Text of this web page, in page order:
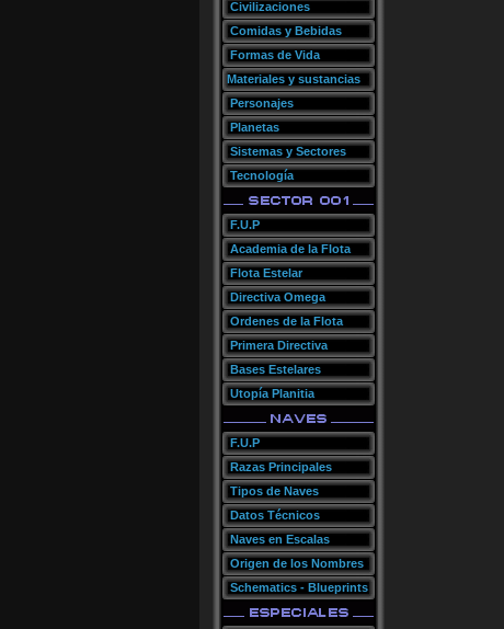
Civilizaciones
Comidas y Bebidas
Formas de Vida
Materiales y sustancias
Personajes
Planetas
Sistemas y Sectores
Tecnología
F.U.P
Academia de la Flota
Flota Estelar
Directiva Omega
Ordenes de la Flota
Primera Directiva
Bases Estelares
Utopía Planitia
F.U.P
Razas Principales
Tipos de Naves
Datos Técnicos
Naves en Escalas
Origen de los Nombres
Schematics - Blueprints